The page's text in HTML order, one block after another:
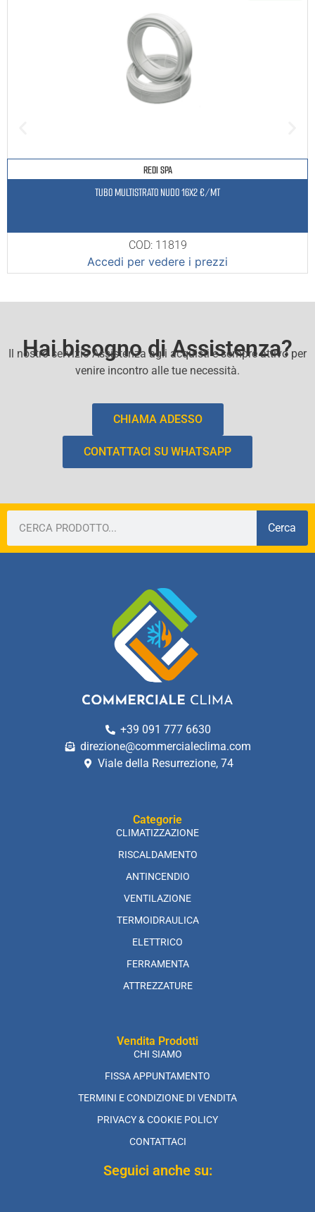
REDI SPA
TUBO MULTISTRATO NUDO 16X2 €/MT
COD: 11819
Accedi per vedere i prezzi
Hai bisogno di Assistenza?
Il nostro servizio Assistenza agli acquisti e sempre attivo per
venire incontro alle tue necessità.
CHIAMA ADESSO
CONTATTACI SU WHATSAPP
Cerca
+39 091 777 6630
direzione@commercialeclima.com
Viale della Resurrezione, 74
Categorie
CLIMATIZZAZIONE
RISCALDAMENTO
ANTINCENDIO
VENTILAZIONE
TERMOIDRAULICA
ELETTRICO
FERRAMENTA
ATTREZZATURE
Vendita Prodotti
CHI SIAMO
FISSA APPUNTAMENTO
TERMINI E CONDIZIONE DI VENDITA
PRIVACY & COOKIE POLICY
CONTATTACI
Seguici anche su: